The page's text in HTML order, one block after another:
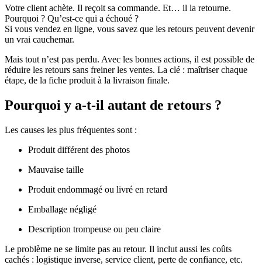
Votre client achète. Il reçoit sa commande. Et… il la retourne.
Pourquoi ? Qu’est-ce qui a échoué ?
Si vous vendez en ligne, vous savez que les retours peuvent devenir
un vrai cauchemar.
Mais tout n’est pas perdu. Avec les bonnes actions, il est possible de
réduire les retours sans freiner les ventes. La clé : maîtriser chaque
étape, de la fiche produit à la livraison finale.
Pourquoi y a-t-il autant de retours ?
Les causes les plus fréquentes sont :
Produit différent des photos
Mauvaise taille
Produit endommagé ou livré en retard
Emballage négligé
Description trompeuse ou peu claire
Le problème ne se limite pas au retour. Il inclut aussi les coûts
cachés : logistique inverse, service client, perte de confiance, etc.